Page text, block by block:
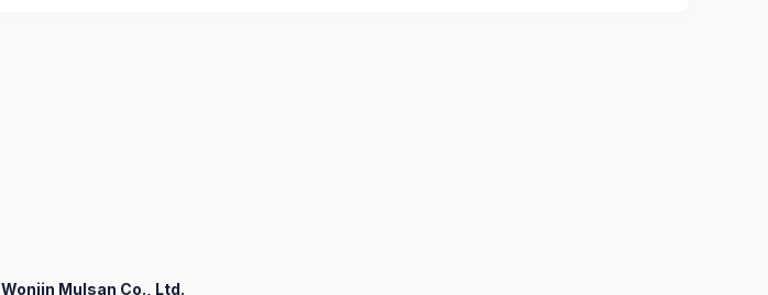
Wonjin Mulsan Co., Ltd.